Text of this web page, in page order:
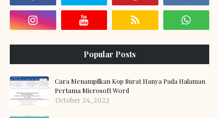
Popular Posts
Cara Menampilkan Kop Surat Hanya Pada Halaman
Pertama Microsoft Word
October 24, 2022